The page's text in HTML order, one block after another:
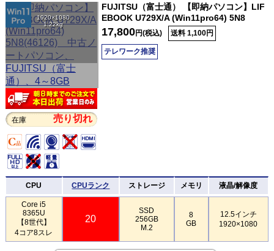
1920×1080
1.22kg
在庫 売り切れ
FUJITSU（富士通） 【即納パソコン】LIF
EBOOK U729X/A (Win11pro64) 5N8
17,800円(税込) 送料 1,100円
テレワーク推奨
CPU CPUランク ストレージ メモリ 液晶/解像度
Core i5
8365U
【8世代】
4コア8スレ
20
SSD
256GB
M.2
8
GB
12.5インチ
1920×1080